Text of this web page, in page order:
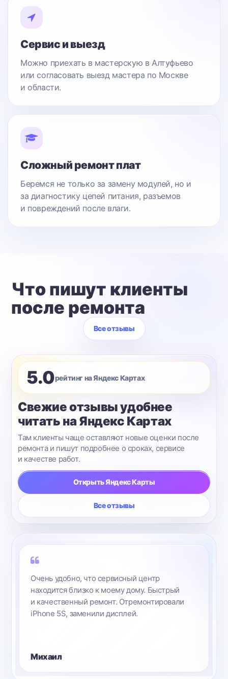
Сервис и выезд
Можно приехать в мастерскую в Алтуфьево
или согласовать выезд мастера по Москве
и области.
Сложный ремонт плат
Беремся не только за замену модулей, но и
за диагностику цепей питания, разъемов
и повреждений после влаги.
Что пишут клиенты
после ремонта
Все отзывы
5.0рейтинг на Яндекс Картах
Свежие отзывы удобнее
читать на Яндекс Картах
Там клиенты чаще оставляют новые оценки после
ремонта и пишут подробнее о сроках, сервисе
и качестве работ.
Открыть Яндекс Карты
Все отзывы
Очень удобно, что сервисный центр
находится близко к моему дому. Быстрый
и качественный ремонт. Отремонтировали
iPhone 5S, заменили дисплей.
Михаил